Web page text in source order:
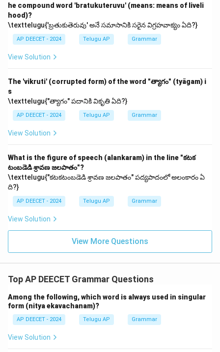
he compound word 'bratukuteruvu' (means: means of liveli
hood)?
\texttelugu{'బ్రతుకుతెరువు' అనే సమాసానికి సరైన విగ్రహవాక్యం ఏది?}
AP DEECET - 2024 Telugu AP Grammar
View Solution
The 'vikruti' (corrupted form) of the word "త్యాగం" (tyāgam) i
s
\texttelugu{"త్యాగం" పదానికి వికృతి ఏది?}
AP DEECET - 2024 Telugu AP Grammar
View Solution
What is the figure of speech (alankaram) in the line "కటక
టంబడెడి శ్రావణ జలపాతం"?
\texttelugu{"కటకటంబడెడి శ్రావణ జలపాతం" పద్యపాదంలో అలంకారం ఏ
ది?}
AP DEECET - 2024 Telugu AP Grammar
View Solution
View More Questions
Top AP DEECET Grammar Questions
Among the following, which word is always used in singular
form (nitya ekavachanam)?
AP DEECET - 2024 Telugu AP Grammar
View Solution